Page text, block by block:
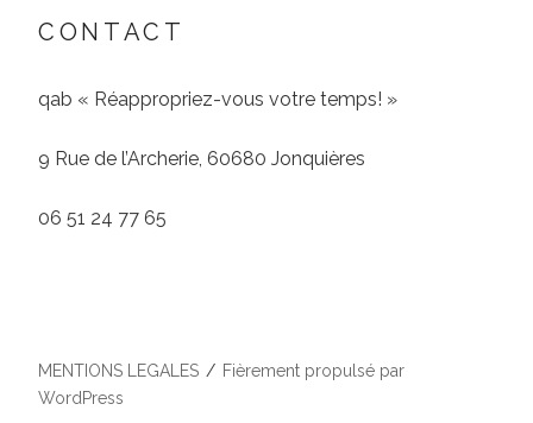
CONTACT
qab « Réappropriez-vous votre temps! »
9 Rue de l’Archerie, 60680 Jonquières
06 51 24 77 65
MENTIONS LEGALES
Fièrement propulsé par
WordPress